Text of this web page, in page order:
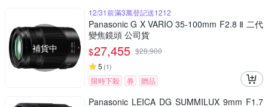
補貨中
12/31前滿3萬登記送1212
Panasonic G X VARIO 35-100mm F2.8 Ⅱ 二代
變焦鏡頭 公司貨
$27,455 $28,900
5 (1)
限時下殺 券 贈品
Panasonic LEICA DG SUMMILUX 9mm F1.7